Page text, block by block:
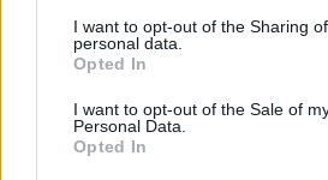
I want to opt-out of the Sharing
personal data.
Opted In
I want to opt-out of the Sale of
Personal Data.
Opted In
την απόλυτη εμπειρία για τον
,απαλή υφή και σύσταση ιδανική
μαλλιών.